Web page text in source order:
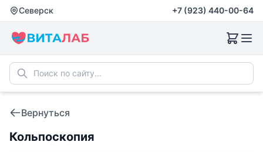
Северск +7 (923) 440-00-64
Вернуться
Кольпоскопия